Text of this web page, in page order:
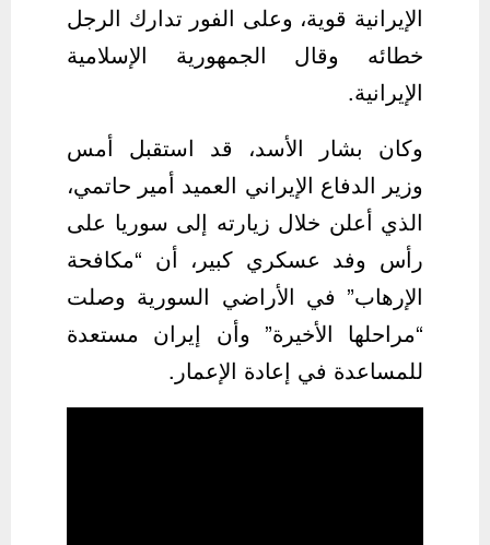
الإيرانية قوية، وعلى الفور تدارك الرجل
خطائه وقال الجمهورية الإسلامية
الإيرانية.
وكان بشار الأسد، قد استقبل أمس
وزير الدفاع الإيراني العميد أمير حاتمي،
الذي أعلن خلال زيارته إلى سوريا على
رأس وفد عسكري كبير، أن “مكافحة
الإرهاب” في الأراضي السورية وصلت
“مراحلها الأخيرة” وأن إيران مستعدة
للمساعدة في إعادة الإعمار.